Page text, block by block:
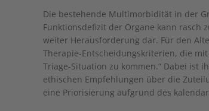
Die bestehende Multimorbidität in der
Funktionsdefizit der Organe kann
weiter Herausforderung dar. Für den
Therapie-Entscheidungskriterien, die
Triage-Situation zu kommen.“ Dabei ist
ethischen Empfehlungen über die
eine Priorisierung aufgrund des